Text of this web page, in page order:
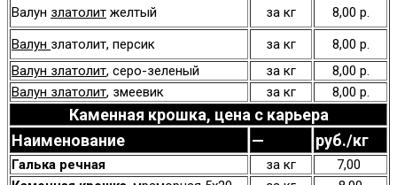
Валун златолит желтый за кг
8,00 р.
Валун златолит, персик за кг
8,00 р.
Валун златолит, серо-зеленый за кг
8,00 р.
Валун златолит, змеевик за кг 8,00 р.
Каменная крошка, цена с карьера
Наименование
— руб./кг
Галька речная за кг
7,00